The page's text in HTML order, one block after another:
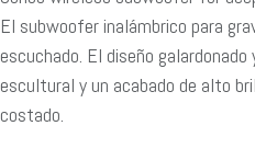
El subwoofer inalámbrico para
escuchado. El diseño
escultural y un acabado de alto
costado.